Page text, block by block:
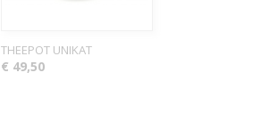
THEEPOT UNIKAT
€ 49,50